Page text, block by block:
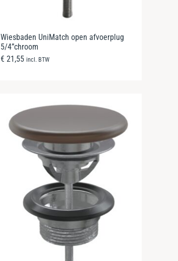
Wiesbaden UniMatch open afvoerplug
5/4”chroom
€ 21,55 incl. BTW